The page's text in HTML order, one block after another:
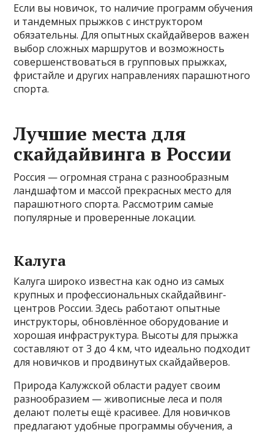
Если вы новичок, то наличие программ обучения
и тандемных прыжков с инструктором
обязательны. Для опытных скайдайверов важен
выбор сложных маршрутов и возможность
совершенствоваться в групповых прыжках,
фристайле и других направлениях парашютного
спорта.
Лучшие места для
скайдайвинга в России
Россия — огромная страна с разнообразным
ландшафтом и массой прекрасных место для
парашютного спорта. Рассмотрим самые
популярные и проверенные локации.
Калуга
Калуга широко известна как одно из самых
крупных и профессиональных скайдайвинг-
центров России. Здесь работают опытные
инструкторы, обновлённое оборудование и
хорошая инфраструктура. Высоты для прыжка
составляют от 3 до 4 км, что идеально подходит
для новичков и продвинутых скайдайверов.
Природа Калужской области радует своим
разнообразием — живописные леса и поля
делают полеты ещё красивее. Для новичков
предлагают удобные программы обучения, а